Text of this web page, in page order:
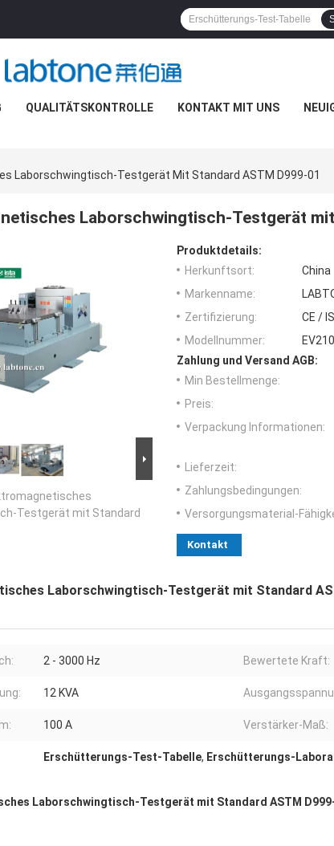
QUALITÄTSKONTROLLE KONTAKT MIT UNS
Laborschwingtisch-Testgerät Mit Standard ASTM D999-01
Laborschwingtisch-Testgerät
Testgerät mit Standard
Produktdetails:
Herkunftsort:
China
Markenname:
Zertifizierung:
CE /
Modellnummer:
EV210
Zahlung und Versand AGB:
Min Bestellmenge:
Preis:
Verpackung Informationen:
Lieferzeit:
Zahlungsbedingungen:
Versorgungsmaterial-
Kontakt
Laborschwingtisch-Testgerät mit Standard
2 - 3000 Hz Bewertete Kraft:
12 KVA
100 A Verstärker-Maß:
Erschütterungs-Test-Tabelle, Erschütterungs-
Laborschwingtisch-Testgerät mit Standard ASTM